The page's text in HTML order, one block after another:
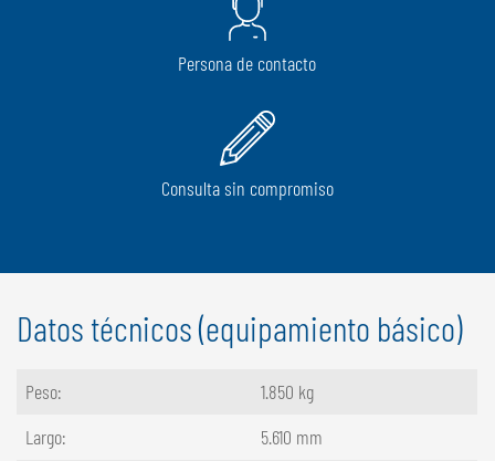
Persona de contacto
Consulta sin compromiso
Datos técnicos (equipamiento básico)
Peso:
1.850 kg
Largo:
5.610 mm